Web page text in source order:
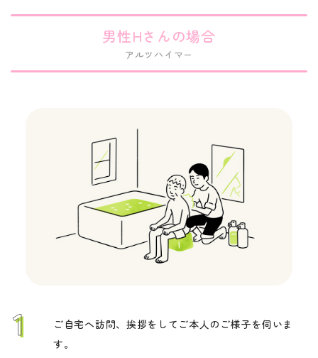
男性Hさんの場合
アルツハイマー
ご自宅へ訪問、挨拶をしてご本人のご様子を伺いま
す。